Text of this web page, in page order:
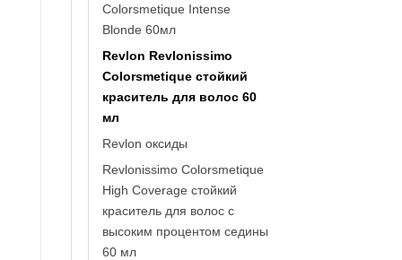
Colorsmetique Intense
Blonde 60мл
Revlon Revlonissimo
Colorsmetique стойкий
краситель для волос 60
мл
Revlon оксиды
Revlonissimo Colorsmetique
High Coverage стойкий
краситель для волос с
высоким процентом седины
60 мл